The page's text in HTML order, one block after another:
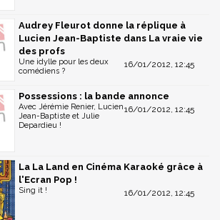
Audrey Fleurot donne la réplique à
Lucien Jean-Baptiste dans La vraie vie
des profs
16/01/2012, 12:45
Une idylle pour les deux
comédiens ?
Possessions : la bande annonce
16/01/2012, 12:45
Avec Jérémie Renier, Lucien
Jean-Baptiste et Julie
Depardieu !
La La Land en Cinéma Karaoké grâce à
l'Ecran Pop !
16/01/2012, 12:45
Sing it !